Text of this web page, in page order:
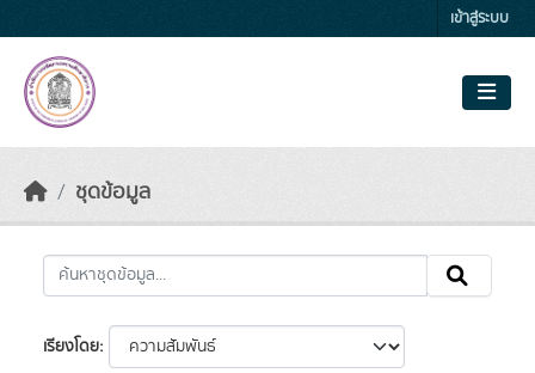
เข้าสู่ระบบ
ชุดข้อมูล
เรียงโดย